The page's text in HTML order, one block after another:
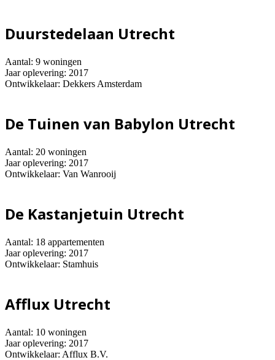
Duurstedelaan Utrecht
Aantal: 9 woningen
Jaar oplevering: 2017
Ontwikkelaar: Dekkers Amsterdam
De Tuinen van Babylon Utrecht
Aantal: 20 woningen
Jaar oplevering: 2017
Ontwikkelaar: Van Wanrooij
De Kastanjetuin Utrecht
Aantal: 18 appartementen
Jaar oplevering: 2017
Ontwikkelaar: Stamhuis
Afflux Utrecht
Aantal: 10 woningen
Jaar oplevering: 2017
Ontwikkelaar: Afflux B.V.